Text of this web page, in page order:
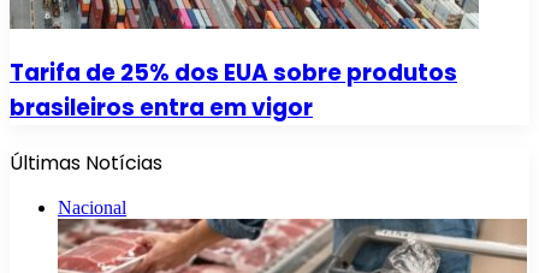
Tarifa de 25% dos EUA sobre produtos
brasileiros entra em vigor
Últimas Notícias
Nacional